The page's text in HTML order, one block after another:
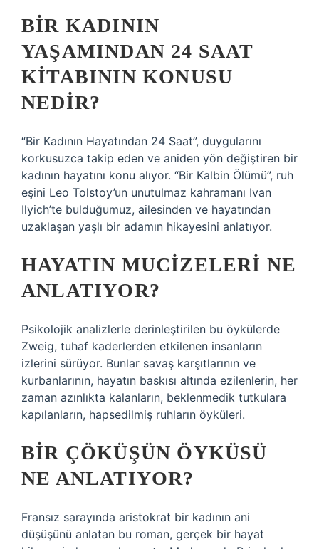
BIR KADININ
YAŞAMINDAN 24 SAAT
KITABININ KONUSU
NEDIR?
“Bir Kadının Hayatından 24 Saat”, duygularını
korkusuzca takip eden ve aniden yön değiştiren bir
kadının hayatını konu alıyor. “Bir Kalbin Ölümü”, ruh
eşini Leo Tolstoy’un unutulmaz kahramanı Ivan
Ilyich’te bulduğumuz, ailesinden ve hayatından
uzaklaşan yaşlı bir adamın hikayesini anlatıyor.
HAYATIN MUCIZELERI NE
ANLATIYOR?
Psikolojik analizlerle derinleştirilen bu öykülerde
Zweig, tuhaf kaderlerden etkilenen insanların
izlerini sürüyor. Bunlar savaş karşıtlarının ve
kurbanlarının, hayatın baskısı altında ezilenlerin, her
zaman azınlıkta kalanların, beklenmedik tutkulara
kapılanların, hapsedilmiş ruhların öyküleri.
BIR ÇÖKÜŞÜN ÖYKÜSÜ
NE ANLATIYOR?
Fransız sarayında aristokrat bir kadının ani
düşüşünü anlatan bu roman, gerçek bir hayat